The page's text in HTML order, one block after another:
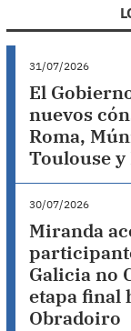
31/07/2026
El
nuevos
Roma,
Toulouse
30/07/2026
Miranda
Galicia no
etapa final
Obradoiro